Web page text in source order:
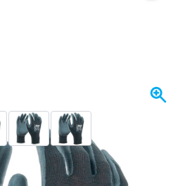
larger image
View larger imageView larger image
+3